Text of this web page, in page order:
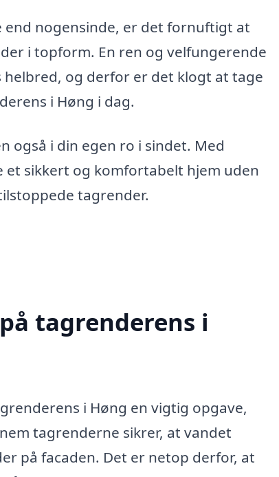
nogensinde, er det fornuftigt at
i topform. En ren og velfungerende
og derfor er det klogt at tage
i Høng i dag.
også i din egen ro i sindet. Med
sikkert og komfortabelt hjem uden
tagrender.
tagrenderens i
i Høng en vigtig opgave,
tagrenderne sikrer, at vandet
på facaden. Det er netop derfor, at